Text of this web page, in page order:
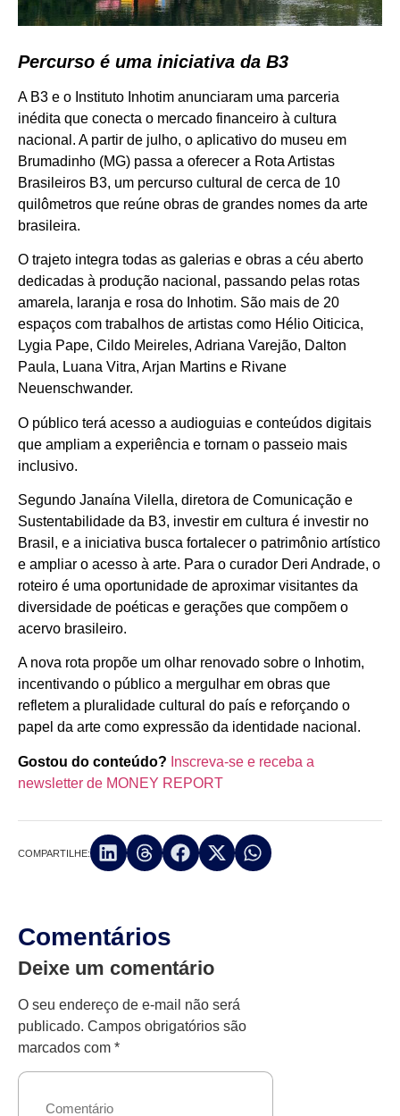
Percurso é uma iniciativa da B3
A B3 e o Instituto Inhotim anunciaram uma parceria
inédita que conecta o mercado financeiro à cultura
nacional. A partir de julho, o aplicativo do museu em
Brumadinho (MG) passa a oferecer a Rota Artistas
Brasileiros B3, um percurso cultural de cerca de 10
quilômetros que reúne obras de grandes nomes da arte
brasileira.
O trajeto integra todas as galerias e obras a céu aberto
dedicadas à produção nacional, passando pelas rotas
amarela, laranja e rosa do Inhotim. São mais de 20
espaços com trabalhos de artistas como Hélio Oiticica,
Lygia Pape, Cildo Meireles, Adriana Varejão, Dalton
Paula, Luana Vitra, Arjan Martins e Rivane
Neuenschwander.
O público terá acesso a audioguias e conteúdos digitais
que ampliam a experiência e tornam o passeio mais
inclusivo.
Segundo Janaína Vilella, diretora de Comunicação e
Sustentabilidade da B3, investir em cultura é investir no
Brasil, e a iniciativa busca fortalecer o patrimônio artístico
e ampliar o acesso à arte. Para o curador Deri Andrade, o
roteiro é uma oportunidade de aproximar visitantes da
diversidade de poéticas e gerações que compõem o
acervo brasileiro.
A nova rota propõe um olhar renovado sobre o Inhotim,
incentivando o público a mergulhar em obras que
refletem a pluralidade cultural do país e reforçando o
papel da arte como expressão da identidade nacional.
Gostou do conteúdo? Inscreva-se e receba a
newsletter de MONEY REPORT
COMPARTILHE:
Comentários
Deixe um comentário
O seu endereço de e-mail não será
publicado. Campos obrigatórios são
marcados com *